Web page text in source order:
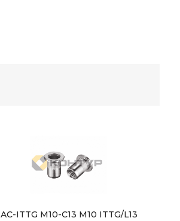
AC-ITTG M10-C13 M10 ITTG/L13